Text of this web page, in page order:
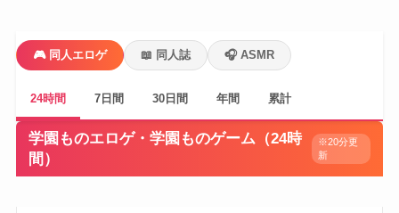
🎮 同人エロゲ 📖 同人誌 🎧 ASMR
24時間 7日間 30日間 年間 累計
学園ものエロゲ・学園ものゲーム（24時
間）
※20分更
新